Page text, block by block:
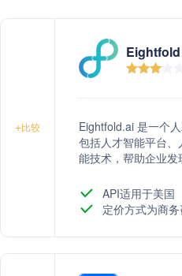
+比较
Eightfold.ai 是一个
包括人才智能平台
能技术，帮助企业
API适用于美国
定价方式为商